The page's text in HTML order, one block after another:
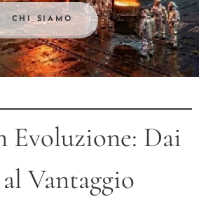
CHI SIAMO
Evoluzione: Dai
Vantaggio